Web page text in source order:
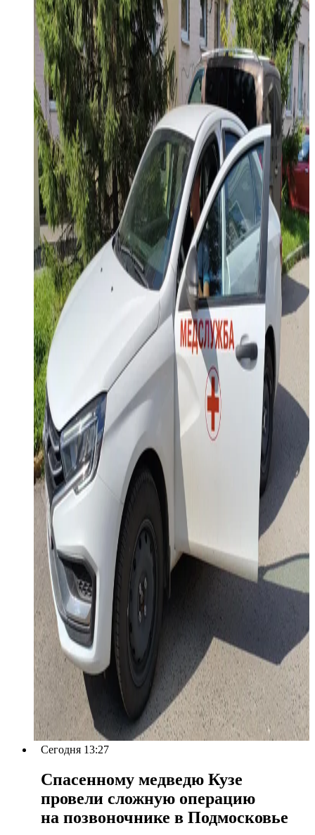
Сегодня 13:27
Спасенному медведю Кузе
провели сложную операцию
на позвоночнике в Подмосковье